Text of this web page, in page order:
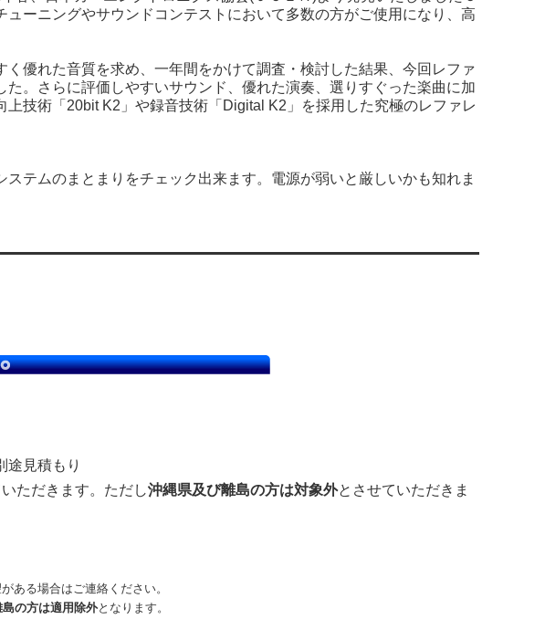
ーニングやサウンドコンテストにおいて多数の方がご使用になり、高
く優れた音質を求め、一年間をかけて調査・検討した結果、今回レファ
。さらに評価しやすいサウンド、優れた演奏、選りすぐった楽曲に加
技術「20bit K2」や録音技術「Digital K2」を採用した究極のレファレ
テムのまとまりをチェック出来ます。電源が弱いと厳しいかも知れま
途見積もり
ただきます。ただし沖縄県及び離島の方は対象外とさせていただきま
ある場合はご連絡ください。
の方は適用除外となります。